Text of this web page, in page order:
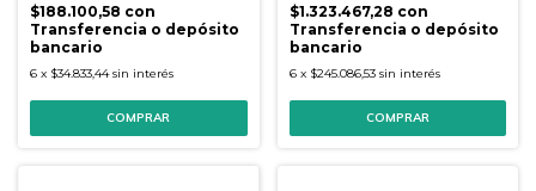
$188.100,58 con
Transferencia o depósito
bancario
6 x $34.833,44 sin interés
$1.323.467,28 con
Transferencia o depósito
bancario
6 x $245.086,53 sin interés